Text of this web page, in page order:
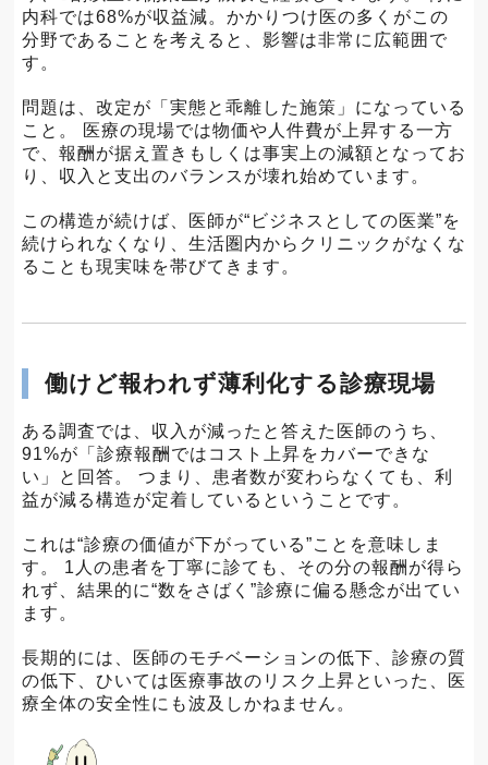
内科では68%が収益減。かかりつけ医の多くがこの
分野であることを考えると、影響は非常に広範囲で
す。
問題は、改定が「実態と乖離した施策」になっている
こと。 医療の現場では物価や人件費が上昇する一方
で、報酬が据え置きもしくは事実上の減額となってお
り、収入と支出のバランスが壊れ始めています。
この構造が続けば、医師が“ビジネスとしての医業”を
続けられなくなり、生活圏内からクリニックがなくな
ることも現実味を帯びてきます。
働けど報われず薄利化する診療現場
ある調査では、収入が減ったと答えた医師のうち、
91%が「診療報酬ではコスト上昇をカバーできな
い」と回答。 つまり、患者数が変わらなくても、利
益が減る構造が定着しているということです。
これは“診療の価値が下がっている”ことを意味しま
す。 1人の患者を丁寧に診ても、その分の報酬が得ら
れず、結果的に“数をさばく”診療に偏る懸念が出てい
ます。
長期的には、医師のモチベーションの低下、診療の質
の低下、ひいては医療事故のリスク上昇といった、医
療全体の安全性にも波及しかねません。